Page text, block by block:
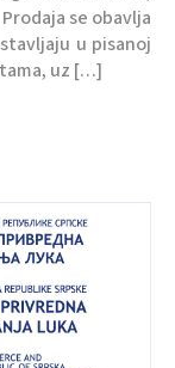
se obavlja
u pisanoj
uz […]